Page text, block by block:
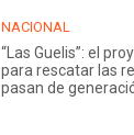
NACIONAL
“Las Guelis”: el
para rescatar las
pasan de